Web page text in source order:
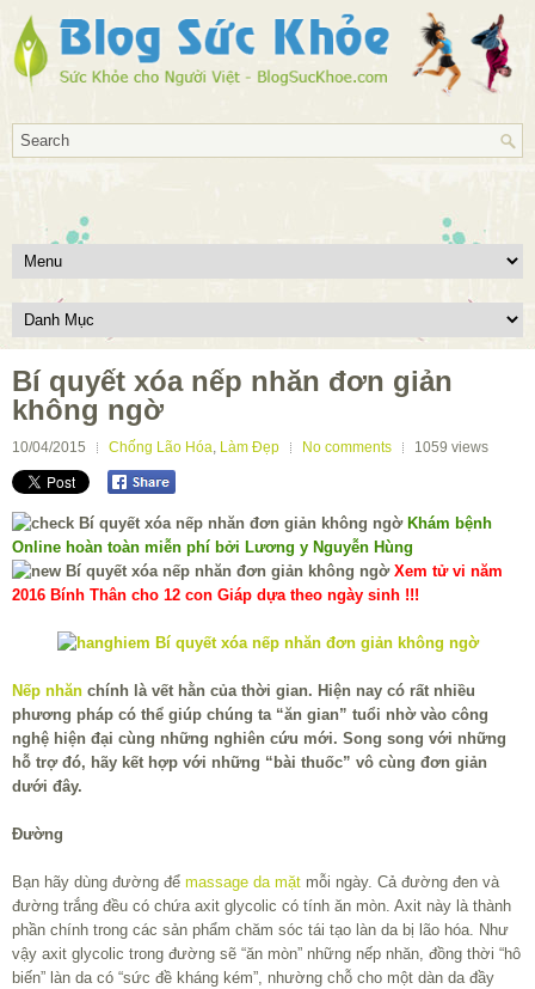
Bí quyết xóa nếp nhăn đơn giản
không ngờ
10/04/2015 Chống Lão Hóa, Làm Đẹp No comments 1059 views
Khám bệnh
Online hoàn toàn miễn phí bởi Lương y Nguyễn Hùng
Xem tử vi năm
2016 Bính Thân cho 12 con Giáp dựa theo ngày sinh !!!
Nếp nhăn chính là vết hằn của thời gian. Hiện nay có rất nhiều
phương pháp có thể giúp chúng ta “ăn gian” tuổi nhờ vào công
nghệ hiện đại cùng những nghiên cứu mới. Song song với những
hỗ trợ đó, hãy kết hợp với những “bài thuốc” vô cùng đơn giản
dưới đây.
Đường
Bạn hãy dùng đường để massage da mặt mỗi ngày. Cả đường đen và
đường trắng đều có chứa axit glycolic có tính ăn mòn. Axit này là thành
phần chính trong các sản phẩm chăm sóc tái tạo làn da bị lão hóa. Như
vậy axit glycolic trong đường sẽ “ăn mòn” những nếp nhăn, đồng thời “hô
biến” làn da có “sức đề kháng kém”, nhường chỗ cho một dàn da đầy